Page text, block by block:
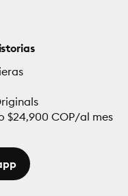
$24,900 COP/al mes